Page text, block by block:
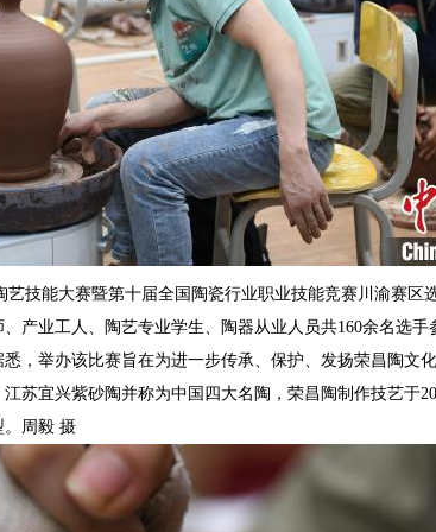
艺技能大赛暨第十届全国陶瓷行业职业技能竞赛川渝赛区
产业工人、陶艺专业学生、陶器从业人员共160余名选
，举办该比赛旨在为进一步传承、保护、发扬荣昌陶文
苏宜兴紫砂陶并称为中国四大名陶，荣昌陶制作技艺于
。周毅 摄